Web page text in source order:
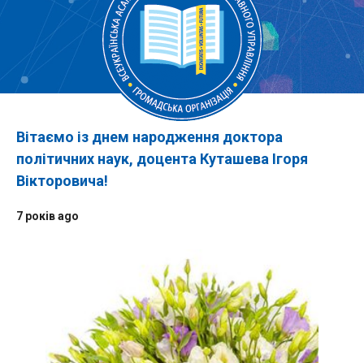
Вітаємо із днем народження доктора
політичних наук, доцента Куташева Ігоря
Вікторовича!
7 років ago